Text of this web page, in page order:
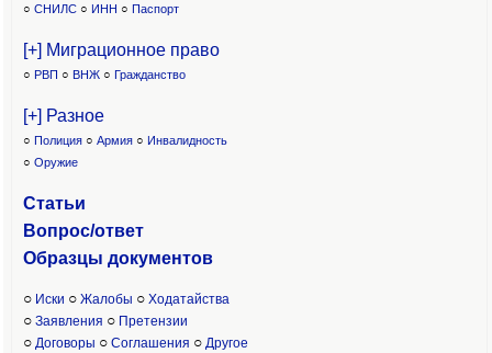
○ СНИЛС ○ ИНН ○ Паспорт
[+] Миграционное право
○ РВП ○ ВНЖ ○ Гражданство
[+] Разное
○ Полиция ○ Армия ○ Инвалидность
○ Оружие
Статьи
Вопрос/ответ
Образцы документов
○ Иски ○ Жалобы ○ Ходатайства
○ Заявления ○ Претензии
○ Договоры ○ Соглашения ○ Другое